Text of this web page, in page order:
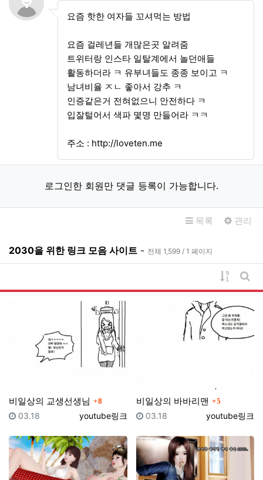
요즘 핫한 여자들 꼬셔먹는 방법
요즘 걸레년들 개많은곳 알려줌
트위터랑 인스타 일탈계에서 놀던애들
활동하더라 ㅋ 유부녀들도 종종 보이고 ㅋ
남녀비율 ㅈㄴ 좋아서 강추 ㅋ
인증같은거 전혀없으니 안전하다 ㅋ
입잘털어서 색파 몇명 만들어라 ㅋㅋ
주소 : http://loveten.me
로그인한 회원만 댓글 등록이 가능합니다.
목록 관리
2030을 위한 링크 모음 사이트 - 전체 1,599 / 1 페이지
게시물
게
비일상의 교생선생님 댓글
8
등록자
youtube링크
등록일
03.18
비일상의 바바리맨 댓글
5
등록자
youtube링크
등록일
03.18